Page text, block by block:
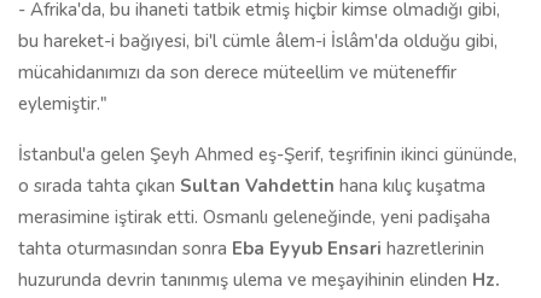
- Afrika'da, bu ihaneti tatbik etmiş hiçbir kimse olmadığı gibi,
bu hareket-i bağıyesi, bi'l cümle âlem-i İslâm'da olduğu gibi,
mücahidanımızı da son derece müteellim ve müteneffir
eylemiştir."
İstanbul'a gelen Şeyh Ahmed eş-Şerif, teşrifinin ikinci gününde,
o sırada tahta çıkan Sultan Vahdettin hana kılıç kuşatma
merasimine iştirak etti. Osmanlı geleneğinde, yeni padişaha
tahta oturmasından sonra Eba Eyyub Ensari hazretlerinin
huzurunda devrin tanınmış ulema ve meşayihinin elinden Hz.